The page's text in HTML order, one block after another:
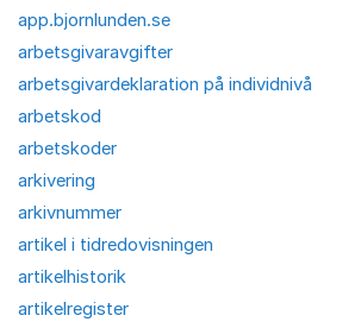
app.bjornlunden.se
arbetsgivaravgifter
arbetsgivardeklaration på individnivå
arbetskod
arbetskoder
arkivering
arkivnummer
artikel i tidredovisningen
artikelhistorik
artikelregister